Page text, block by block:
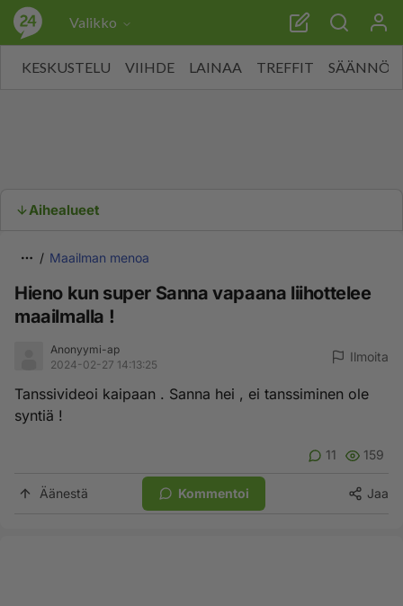
Valikko
KESKUSTELU VIIHDE LAINAA TREFFIT SÄÄNNÖT
Aihealueet
Maailman menoa
Hieno kun super Sanna vapaana liihottelee
maailmalla !
Anonyymi-ap
2024-02-27 14:13:25
Ilmoita
Tanssivideoi kaipaan . Sanna hei , ei tanssiminen ole
syntiä !
11 159
Äänestä Kommentoi Jaa